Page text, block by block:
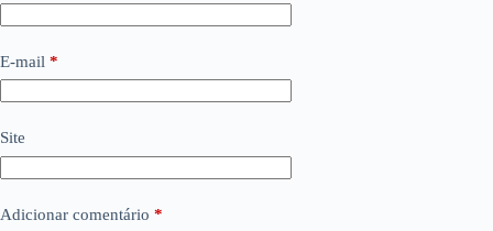
E-mail *
Site
Adicionar comentário *